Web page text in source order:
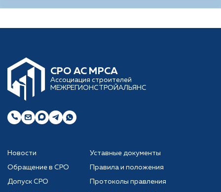
CРО АС МРСА
Ассоциация строителей
МЕЖРЕГИОНСТРОЙАЛЬЯНС
Новости
Обращение в СРО
Допуск СРО
Уставные документы
Правила и положения
Протоколы правления